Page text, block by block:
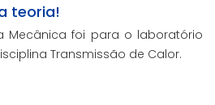
teoria!
Mecânica foi para o laboratório
Transmissão de Calor.